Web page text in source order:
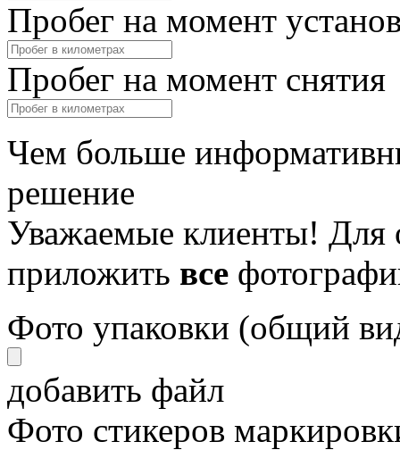
Пробег на момент
Пробег на момент снятия
Чем больше
решение
Уважаемые клиенты! Для
приложить все
Фото упаковки (общий
добавить файл
Фото стикеров